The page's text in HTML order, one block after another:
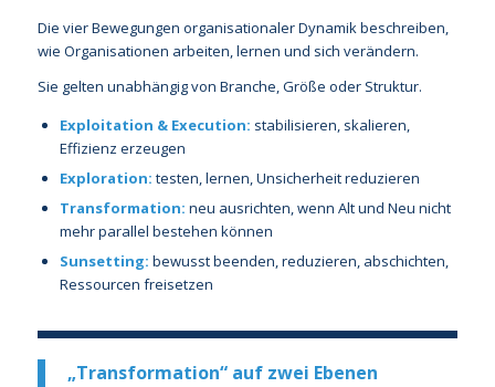
Die vier Bewegungen organisationaler Dynamik beschreiben,
wie Organisationen arbeiten, lernen und sich verändern.
Sie gelten unabhängig von Branche, Größe oder Struktur.
Exploitation & Execution: stabilisieren, skalieren,
Effizienz erzeugen
Exploration: testen, lernen, Unsicherheit reduzieren
Transformation: neu ausrichten, wenn Alt und Neu nicht
mehr parallel bestehen können
Sunsetting: bewusst beenden, reduzieren, abschichten,
Ressourcen freisetzen
„Transformation“ auf zwei Ebenen